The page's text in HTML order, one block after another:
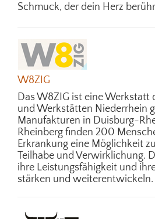
Schmuck, der dein Herz
W8ZIG
Das W8ZIG ist eine Werkstatt
und Werkstätten Niederrhein
Manufakturen in Duisburg-
Rheinberg finden 200
Erkrankung eine Möglichkeit
Teilhabe und Verwirklichung.
ihre Leistungsfähigkeit und
stärken und weiterentwickeln.